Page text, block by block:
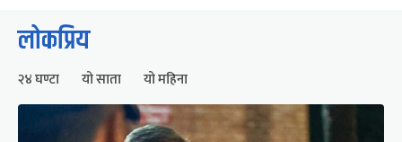
लोकप्रिय
२४ घण्टा यो साता यो महिना